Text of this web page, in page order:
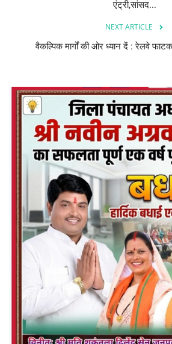
एंट्री,सांसद...
NEXT ARTICLE
वैकल्पिक मार्गों की ओर ध्यान दें : रेलवे